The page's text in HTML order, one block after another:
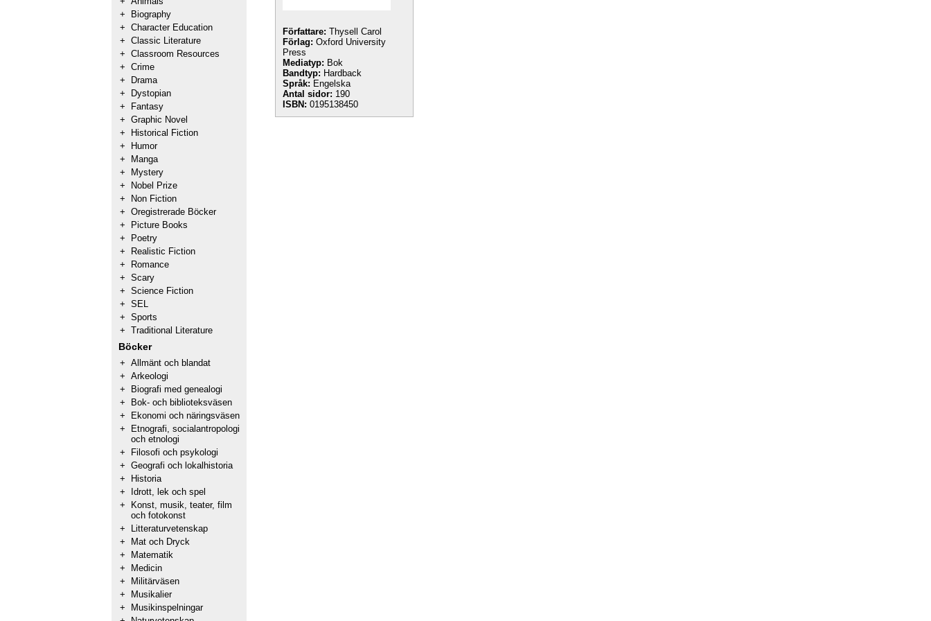
+
Biography
+ Character Education
+ Classic Literature
+ Classroom Resources
+ Crime
+
Drama
+
Dystopian
+
Fantasy
+ Graphic Novel
+
Historical Fiction
+
Humor
+
Manga
+
Mystery
+
Nobel Prize
+
Non Fiction
+ Oregistrerade Böcker
+
Picture Books
+
Poetry
+
Realistic Fiction
+
Romance
+ Scary
+ Science Fiction
+ SEL
+ Sports
+ Traditional Literature
Böcker
+ Allmänt och blandat
+ Arkeologi
+
Biografi med genealogi
+
Bok- och biblioteksväsen
+
Ekonomi och näringsväsen
+
Etnografi, socialantropologi
och etnologi
+
Filosofi och psykologi
+ Geografi och lokalhistoria
+
Historia
+
Idrott, lek och spel
+
Konst, musik, teater, film
och fotokonst
+
Litteraturvetenskap
+
Mat och Dryck
+
Matematik
+
Medicin
+
Militärväsen
+
Musikalier
+
Musikinspelningar
Författare: Thysell Carol
Förlag: Oxford University
Press
Mediatyp: Bok
Bandtyp: Hardback
Språk: Engelska
Antal sidor: 190
ISBN: 0195138450